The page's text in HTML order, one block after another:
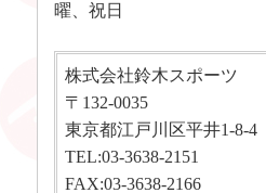
曜、祝日
株式会社鈴木スポーツ
〒132-0035
東京都江戸川区平井1-8-4
TEL:03-3638-2151
FAX:03-3638-2166